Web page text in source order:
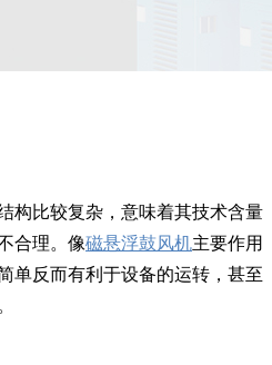
构比较复杂，意味着其技术含量
合理。像磁悬浮鼓风机主要作用
单反而有利于设备的运转，甚至